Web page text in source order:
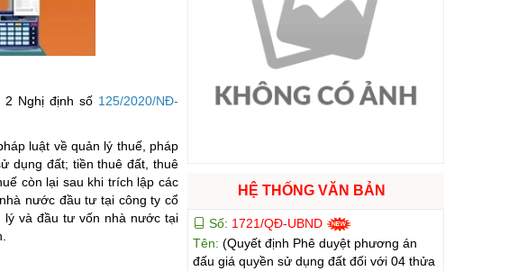
bền vững
quyết của Đảng vào cuộc sống
các cấp
tin
biên giới
Nam ưu tiên dùng hàng Việt Nam
2 Nghị định số 125/2020/NĐ-
luật về quản lý thuế, pháp
dụng đất; tiền thuê đất, thuê
còn lại sau khi trích lập các
nước đầu tư tại công ty cổ
lý và đầu tư vốn nhà nước tại
HỆ THỐNG VĂN BẢN
Số: 1721/QĐ-UBND
Tên: (Quyết định Phê duyệt phương án
đấu giá quyền sử dụng đất đối với 04 thửa